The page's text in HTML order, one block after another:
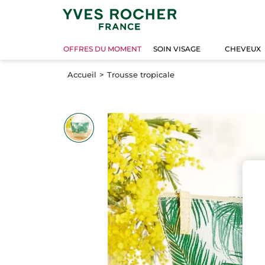
OFFRES DU MOMENT SOIN VISAGE CHEVEUX
Accueil Trousse tropicale